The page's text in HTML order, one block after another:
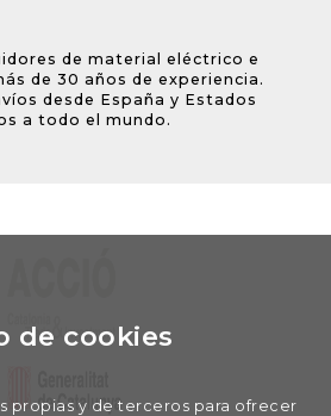
de material eléctrico e
de 30 años de experiencia.
desde España y Estados
a todo el mundo.
de cookies
propias y de terceros para ofrecer